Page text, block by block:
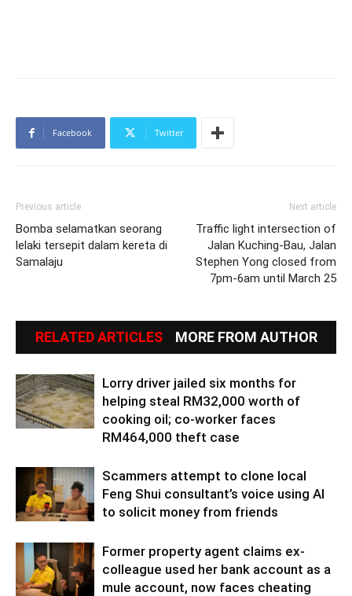
Facebook Twitter
Previous article
Bomba selamatkan seorang
lelaki tersepit dalam kereta di
Samalaju
Next article
Traffic light intersection of
Jalan Kuching-Bau, Jalan
Stephen Yong closed from
7pm-6am until March 25
RELATED ARTICLES MORE FROM AUTHOR
Lorry driver jailed six months for
helping steal RM32,000 worth of
cooking oil; co-worker faces
RM464,000 theft case
Scammers attempt to clone local
Feng Shui consultant’s voice using AI
to solicit money from friends
Former property agent claims ex-
colleague used her bank account as a
mule account, now faces cheating